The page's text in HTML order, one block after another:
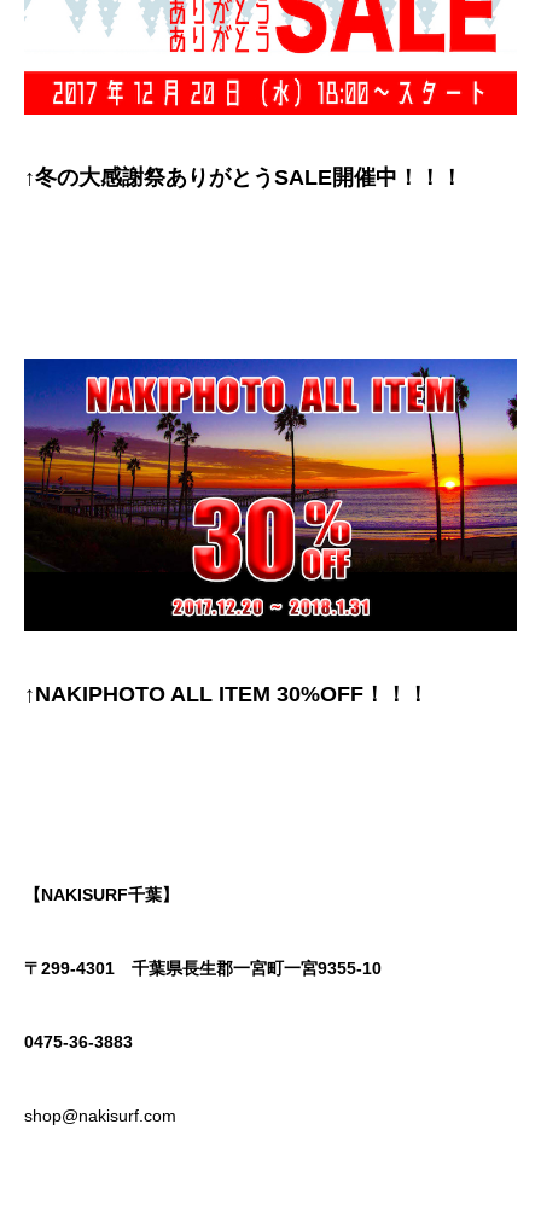
↑冬の大感謝祭ありがとうSALE開催中！！！
↑NAKIPHOTO ALL ITEM 30%OFF！！！
【NAKISURF千葉】
〒299-4301 千葉県長生郡一宮町一宮9355-10
0475-36-3883
shop@nakisurf.com